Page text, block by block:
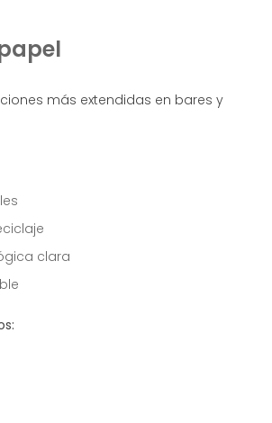
más extendidas en bares y
clara